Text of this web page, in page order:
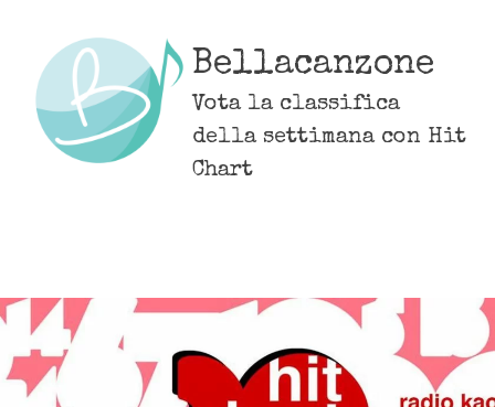
content
Bellacanzone
Vota la classifica
della settimana con Hit
Chart